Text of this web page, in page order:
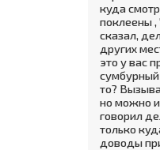
куда
поклеены ,
сказал,
других
это у вас
сумбурный
то?
но можно и
говорил
только
доводы